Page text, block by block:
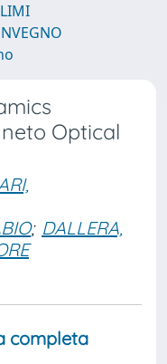
Optical
; DALLERA,
completa